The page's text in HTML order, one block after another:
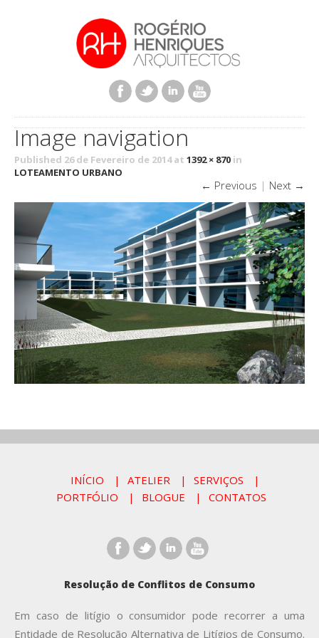
Image navigation
Published 26 de Fevereiro de 2014 at 1392 × 870 in
LOTEAMENTO URBANO
← Previous | Next →
INÍCIO ATELIER
SERVIÇOS
PORTFÓLIO
BLOGUE CONTATOS
Resolução de Conflitos de Consumo
Em caso de litígio o consumidor pode recorrer a uma
Entidade de Resolução Alternativa de Litígios de Consumo.